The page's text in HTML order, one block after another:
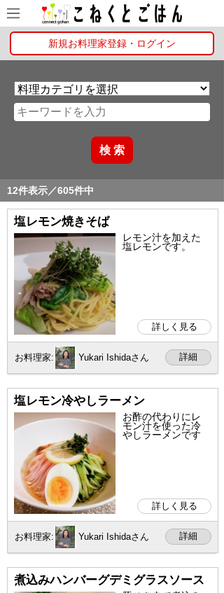
新規お料理家登録・ログイン
12件表示／605件中
塩レモン焼きそば
レモン汁を加えた
塩レモンです。
詳しく見る
お料理家: Yukari Ishidaさん 詳細
塩レモン冷やしラーメン
お酢の代わりにレ
モン汁を使った冷
やしラーメンです
詳しく見る
お料理家: Yukari Ishidaさん 詳細
煮込みハンバーグデミグラスソース